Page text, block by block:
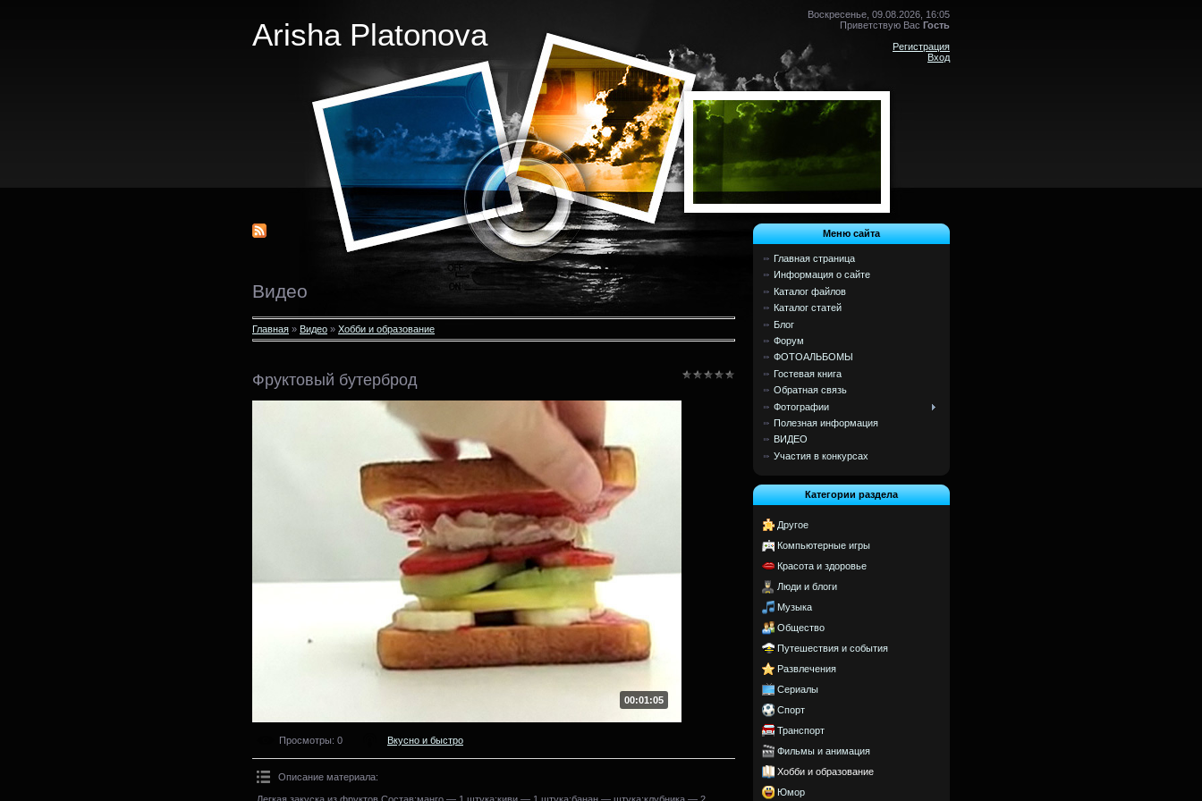
Arisha Platonova
Воскресенье, 09.08.2026, 16:05
Приветствую Вас Гость
Регистрация
Вход
Видео
Главная » Видео » Хобби и образование
Фруктовый бутерброд
00:01:05
Просмотры: 0 Вкусно и быстро
Описание материала:
Легкая закуска из фруктов.Состав:манго — 1 штука;киви — 1 штука;банан — штука;клубника — 2
Меню сайта
Главная страница
Информация о сайте
Каталог файлов
Каталог статей
Блог
Форум
ФОТОАЛЬБОМЫ
Гостевая книга
Обратная связь
Фотографии
Полезная информация
ВИДЕО
Участия в конкурсах
Категории раздела
Другое
Компьютерные игры
Красота и здоровье
Люди и блоги
Музыка
Общество
Путешествия и события
Развлечения
Сериалы
Спорт
Транспорт
Фильмы и анимация
Хобби и образование
Юмор